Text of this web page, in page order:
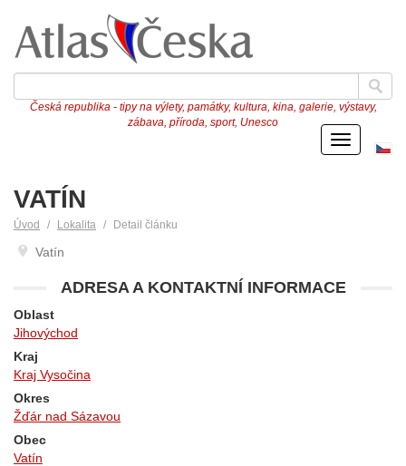
Česká republika - tipy na výlety, památky, kultura, kina, galerie, výstavy,
zábava, příroda, sport, Unesco
Menu
VATÍN
Úvod Lokalita Detail článku
Vatín
ADRESA A KONTAKTNÍ INFORMACE
Oblast
Jihovýchod
Kraj
Kraj Vysočina
Okres
Žďár nad Sázavou
Obec
Vatín